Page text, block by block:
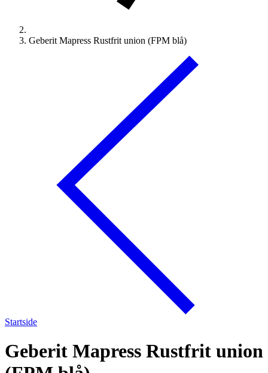
Geberit Mapress Rustfrit union (FPM blå)
Startside
Geberit Mapress Rustfrit union